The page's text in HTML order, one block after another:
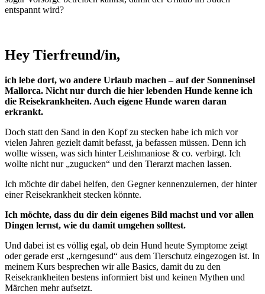
entspannt wird?
Hey Tierfreund/in,
ich lebe dort, wo andere Urlaub machen – auf der Sonneninsel
Mallorca. Nicht nur durch die hier lebenden Hunde kenne ich
die Reisekrankheiten. Auch eigene Hunde waren daran
erkrankt.
Doch statt den Sand in den Kopf zu stecken habe ich mich vor
vielen Jahren gezielt damit befasst, ja befassen müssen. Denn ich
wollte wissen, was sich hinter Leishmaniose & co. verbirgt. Ich
wollte nicht nur „zugucken“ und den Tierarzt machen lassen.
Ich möchte dir dabei helfen, den Gegner kennenzulernen, der hinter
einer Reisekrankheit stecken könnte.
Ich möchte, dass du dir dein eigenes Bild machst und vor allen
Dingen lernst, wie du damit umgehen solltest.
Und dabei ist es völlig egal, ob dein Hund heute Symptome zeigt
oder gerade erst „kerngesund“ aus dem Tierschutz eingezogen ist. In
meinem Kurs besprechen wir alle Basics, damit du zu den
Reisekrankheiten bestens informiert bist und keinen Mythen und
Märchen mehr aufsetzt.